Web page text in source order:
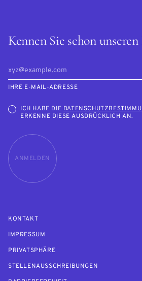
Kennen Sie schon
IHRE E-MAIL-ADRESSE
ICH HABE DIE
ERKENNE DIESE AUSDRÜCKLICH AN.
ANMELDEN
KONTAKT
IMPRESSUM
PRIVATSPHÄRE
STELLENAUSSCHREIBUNGEN